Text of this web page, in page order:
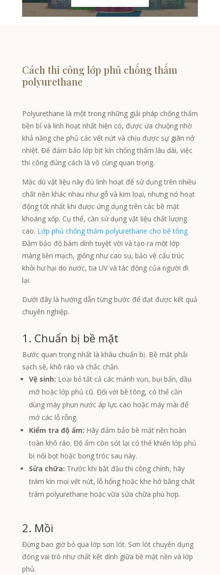
Cách thi công lớp phủ chống thấm
polyurethane
Polyurethane là một trong những giải pháp chống thấm
bền bỉ và linh hoạt nhất hiện có, được ưa chuộng nhờ
khả năng che phủ các vết nứt và chịu được sự giãn nở
nhiệt. Để đảm bảo lớp bịt kín chống thấm lâu dài, việc
thi công đúng cách là vô cùng quan trọng.
Mặc dù vật liệu này đủ linh hoạt để sử dụng trên nhiều
chất nền khác nhau như gỗ và kim loại, nhưng nó hoạt
động tốt nhất khi được ứng dụng trên các bề mặt
khoáng xốp. Cụ thể, cần sử dụng vật liệu chất lượng
cao. Lớp phủ chống thấm polyurethane cho bê tông
Đảm bảo độ bám dính tuyệt vời và tạo ra một lớp
màng liền mạch, giống như cao su, bảo vệ cấu trúc
khỏi hư hại do nước, tia UV và tác động của người đi
lại.
Dưới đây là hướng dẫn từng bước để đạt được kết quả
chuyên nghiệp.
1. Chuẩn bị bề mặt
Bước quan trọng nhất là khâu chuẩn bị. Bề mặt phải
sạch sẽ, khô ráo và chắc chắn.
Vệ sinh: Loại bỏ tất cả các mảnh vụn, bụi bẩn, dầu
mỡ hoặc lớp phủ cũ. Đối với bê tông, có thể cần
dùng máy phun nước áp lực cao hoặc máy mài để
mở các lỗ rỗng.
Kiểm tra độ ẩm: Hãy đảm bảo bề mặt nền hoàn
toàn khô ráo. Độ ẩm còn sót lại có thể khiến lớp phủ
bị nổi bọt hoặc bong tróc sau này.
Sửa chữa: Trước khi bắt đầu thi công chính, hãy
trám kín mọi vết nứt, lỗ hổng hoặc khe hở bằng chất
trám polyurethane hoặc vữa sửa chữa phù hợp.
2. Mồi
Đừng bao giờ bỏ qua lớp sơn lót. Sơn lót chuyên dụng
đóng vai trò như chất kết dính giữa bề mặt nền và lớp
phủ.